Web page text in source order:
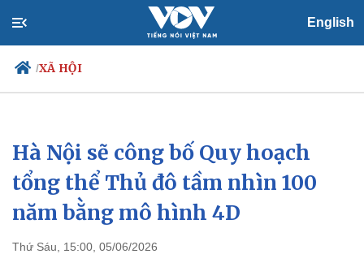
English
/XÃ HỘI
Chính trị
Đảng
Tổ chức nhân sự
Quốc hội
Nhận diện sự thật
Xã hội
Tin 24h
Dự báo thời tiết
Giáo dục
Hà Nội sẽ công bố Quy hoạch
tổng thể Thủ đô tầm nhìn 100
năm bằng mô hình 4D
Thứ Sáu, 15:00, 05/06/2026